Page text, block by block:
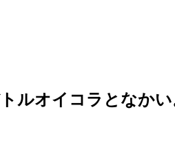
ルオイコラとなか